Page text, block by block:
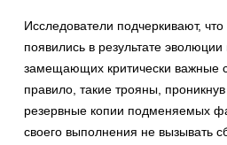
Исследователи подчеркивают,
появились в результате
замещающих критически важные
правило, такие трояны,
резервные копии подменяемых
своего выполнения не вызывать